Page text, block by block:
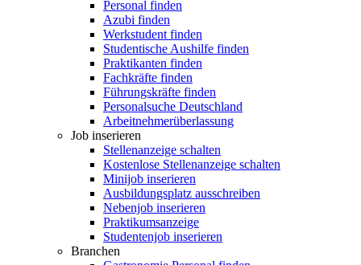
Personal finden
Azubi finden
Werkstudent finden
Studentische Aushilfe finden
Praktikanten finden
Fachkräfte finden
Führungskräfte finden
Personalsuche Deutschland
Arbeitnehmerüberlassung
Job inserieren
Stellenanzeige schalten
Kostenlose Stellenanzeige schalten
Minijob inserieren
Ausbildungsplatz ausschreiben
Nebenjob inserieren
Praktikumsanzeige
Studentenjob inserieren
Branchen